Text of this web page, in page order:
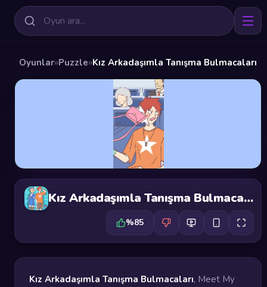
Oyunlar»Puzzle»Kız Arkadaşımla Tanışma Bulmacaları
Kız Arkadaşımla Tanışma Bulmacaları
%85
Kız Arkadaşımla Tanışma Bulmacaları, Meet My